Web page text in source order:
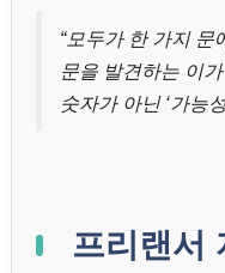
“모두가 한 가지 문
문을 발견하는 이
숫자가 아닌 ‘가능
프리랜서